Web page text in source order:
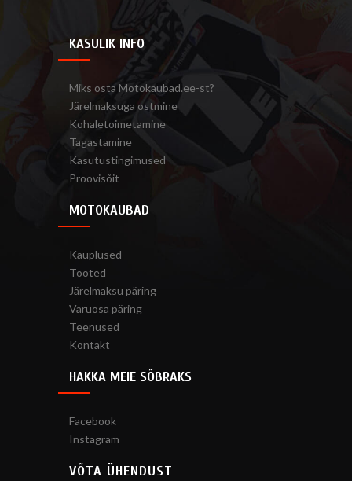
KASULIK INFO
Miks osta Motokaubad.ee-st?
Järelmaksuga ostmine
Kohaletoimetamine
Tagastamine
Kasutustingimused
Proovisõit
MOTOKAUBAD
Kauplused
Tooted
Järelmaksu päring
Varuosa päring
Teenused
Kontakt
HAKKA MEIE SÕBRAKS
Facebook
Instagram
VÕTA ÜHENDUST